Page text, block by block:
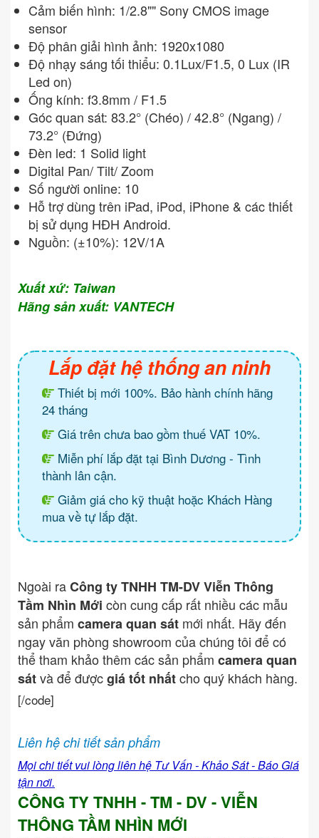
Cảm biến hình: 1/2.8"" Sony CMOS image
sensor
Độ phân giải hình ảnh: 1920x1080
Độ nhạy sáng tối thiểu: 0.1Lux/F1.5, 0 Lux (IR
Led on)
Ống kính: f3.8mm / F1.5
Góc quan sát: 83.2° (Chéo) / 42.8° (Ngang) /
73.2° (Đứng)
Đèn led: 1 Solid light
Digital Pan/ Tilt/ Zoom
Số người online: 10
Hỗ trợ dùng trên iPad, iPod, iPhone & các thiết
bị sử dụng HĐH Android.
Nguồn: (±10%): 12V/1A
Xuất xứ: Taiwan
Hãng sản xuất: VANTECH
Lắp đặt hệ thống an ninh
Thiết bị mới 100%. Bảo hành chính hãng
24 tháng
Giá trên chưa bao gồm thuế VAT 10%.
Miễn phí lắp đặt tại Bình Dương - Tình
thành lân cận.
Giảm giá cho kỹ thuật hoặc Khách Hàng
mua về tự lắp đặt.
Ngoài raCông ty TNHH TM-DV Viễn Thông
Tầm Nhìn Mới còn cung cấp rất nhiều các mẫu
sản phẩm camera quan sát mới nhất. Hãy đến
ngay văn phòng showroom của chúng tôi để có
thể tham khảo thêm các sản phẩm camera quan
sátvà để đượcgiá tốt nhấtcho quý khách hàng.
[/code]
Liên hệ chi tiết sản phẩm
Mọi chi tiết vui lòng liên hệ Tư Vấn - Khảo Sát - Báo Giá
tận nơi.
CÔNG TY TNHH - TM - DV - VIỄN
THÔNG TẦM NHÌN MỚI